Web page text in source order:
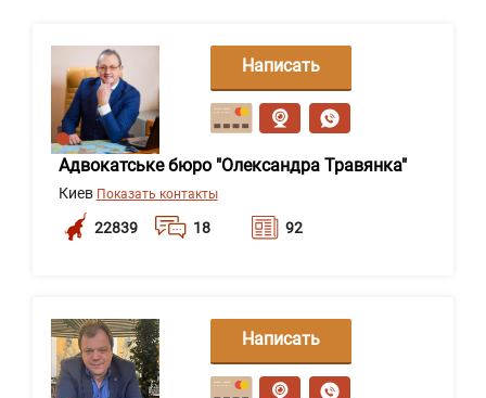
Адвокатське бюро "Олександра Травянка"
Киев Показать контакты
22839 18 92
Написать
сообщение
Написать
сообщение